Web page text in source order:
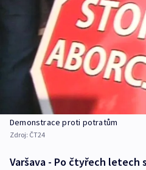
Demonstrace proti potratům
Zdroj: ČT24
Varšava - Po čtyřech letech